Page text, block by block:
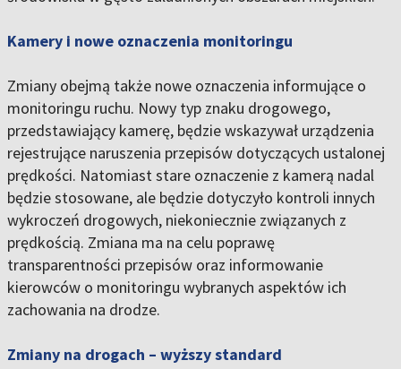
Kamery i nowe oznaczenia monitoringu
Zmiany obejmą także nowe oznaczenia informujące o
monitoringu ruchu. Nowy typ znaku drogowego,
przedstawiający kamerę, będzie wskazywał urządzenia
rejestrujące naruszenia przepisów dotyczących ustalonej
prędkości. Natomiast stare oznaczenie z kamerą nadal
będzie stosowane, ale będzie dotyczyło kontroli innych
wykroczeń drogowych, niekoniecznie związanych z
prędkością. Zmiana ma na celu poprawę
transparentności przepisów oraz informowanie
kierowców o monitoringu wybranych aspektów ich
zachowania na drodze.
Zmiany na drogach – wyższy standard